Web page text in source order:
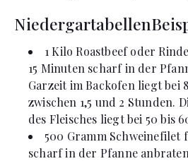
1 Kilo Roastbeef oder
15 Minuten scharf in der
Garzeit im Backofen liegt bei
zwischen 1,5 und 2 Stunden.
des Fleisches liegt bei 50 bis
500 Gramm
scharf in der Pfanne